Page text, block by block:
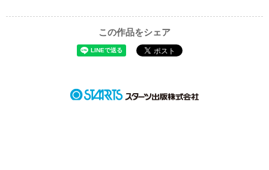
この作品をシェア